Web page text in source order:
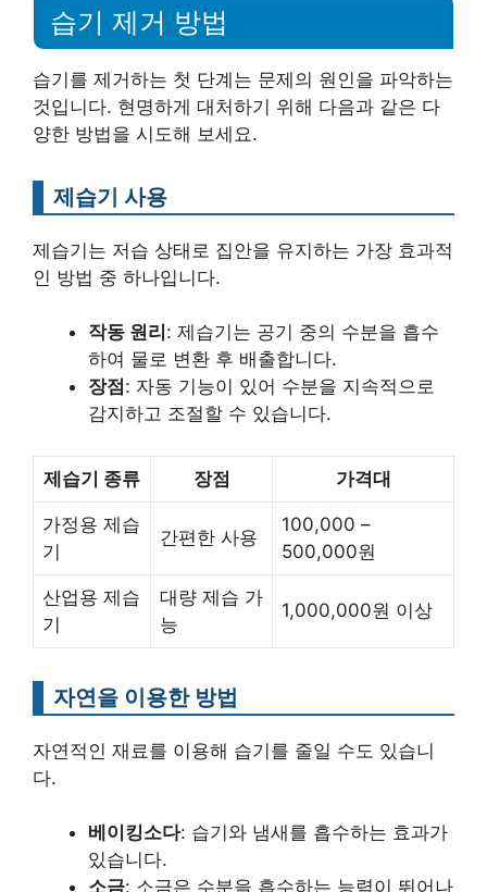
습기 제거 방법
습기를 제거하는 첫 단계는 문제의 원인을 파악하는
것입니다. 현명하게 대처하기 위해 다음과 같은 다
양한 방법을 시도해 보세요.
제습기 사용
제습기는 저습 상태로 집안을 유지하는 가장 효과적
인 방법 중 하나입니다.
작동 원리 : 제습기는 공기 중의 수분을 흡수
하여 물로 변환 후 배출합니다.
장점 : 자동 기능이 있어 수분을 지속적으로
감지하고 조절할 수 있습니다.
제습기 종류 장점 가격대
가정용 제습
기
간편한 사용
100,000 –
500,000원
산업용 제습
기
대량 제습 가
능
1,000,000원 이상
자연을 이용한 방법
자연적인 재료를 이용해 습기를 줄일 수도 있습니
다.
베이킹소다: 습기와 냄새를 흡수하는 효과가
있습니다.
소금: 소금은 수분을 흡수하는 능력이 뛰어나